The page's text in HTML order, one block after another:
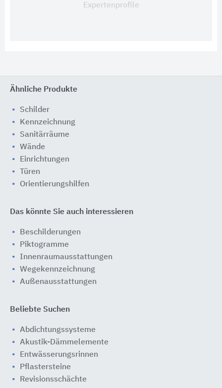
Expertenprofile
Ähnliche Produkte
Schilder
Kennzeichnung
Sanitärräume
Wände
Einrichtungen
Türen
Orientierungshilfen
Das könnte Sie auch interessieren
Beschilderungen
Piktogramme
Innenraumausstattungen
Wegekennzeichnung
Außenausstattungen
Beliebte Suchen
Abdichtungssysteme
Akustik-Dämmelemente
Entwässerungsrinnen
Pflastersteine
Revisionsschächte